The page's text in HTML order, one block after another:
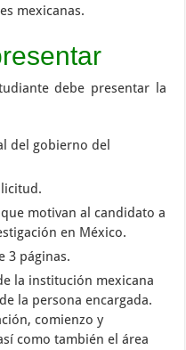
mexicanas.
debe presentar la
del gobierno del
motivan al candidato a
en México.
3 páginas.
la institución mexicana
la persona encargada.
comienzo y
como también el área